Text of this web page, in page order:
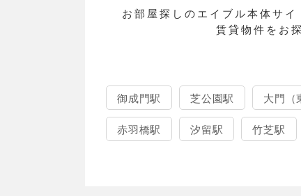
お部屋探しのエイブル本体サ
賃貸物件をお
御成門駅 芝公園駅 大門（
赤羽橋駅 汐留駅 竹芝駅